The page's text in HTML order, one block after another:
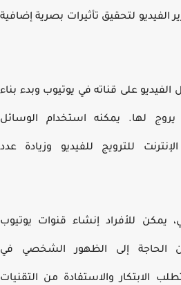
لتحقيق تأثيرات بصرية إضافية
على قناته في يوتيوب وبدء بناء
لها. يمكنه استخدام الوسائل
للترويج للفيديو وزيادة عدد
للأفراد إنشاء قنوات يوتيوب
إلى الظهور الشخصي في
الابتكار والاستفادة من التقنيات